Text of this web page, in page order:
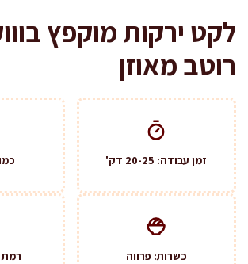
לקט ירקות מוקפץ
רוטב מאוזן
זמן עבודה: 20-25 דק'
כשרות: פרווה רמת